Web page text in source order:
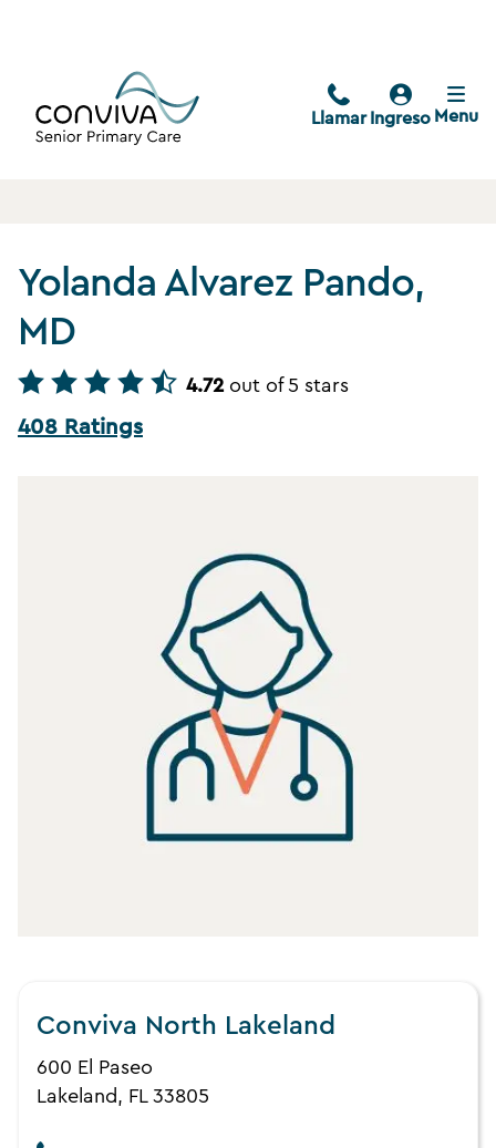
Llamar Ingreso Menu
Yolanda Alvarez Pando,
MD
4.72 out of 5 stars
408 Ratings
Conviva North Lakeland
600 El Paseo
Lakeland, FL 33805